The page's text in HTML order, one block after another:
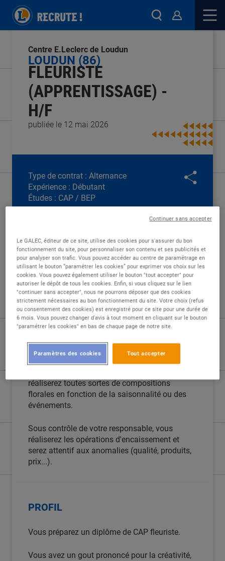
publiée le 12 mai 2026
FLEURISTE
(APPRENTISSAGE) -
H/F
LOUDUN (86)
Centre E.Leclerc de Loudun
Type de contrat : Alternance
Expérience : Débutant
Études : CAP / BEP
DESCRIPTION
Notre équipe de fleuristes se prépare à accueillir
un(e) apprenti(e) dès septembre.
Vous assurez la présentation générale de la
merchandising.
réaliserez toutes sortes de compositions
florales en fonction de la saisonnalité ou des
événements.
Sous contrôle de votre responsable, vous
réaliserez les opérations d'encaissement et
serez attentif aux anomalies (qualité, produits,
prix...).
PROFIL
Vous préparez un diplôme de CAP fleuriste.
Vous avez un gout prononcé pour la créativité,
Le GALEC, éditeur de ce site, utilise des cookies pour s'assurer du bon
fonctionnement du site, pour personnaliser son contenu et ses publicités et
pour analyser son trafic. Vous pouvez accéder au centre de paramétrage en
utilisant le bouton “paramétrer les cookies” pour exprimer vos choix sur les
cookies. Vous pouvez également utiliser le bouton "tout accepter" pour
autoriser le dépôt de tous les cookies. Enfin, si vous cliquez sur le lien
"continuer sans accepter", nous ne pourrons déposer que des cookies
strictement nécessaires au bon fonctionnement du site. Votre choix (refus
ou consentement des cookies) est enregistré pour ce site pour une durée de
6 mois. Vous pouvez changer d'avis à tout moment en cliquant sur le bouton
"paramétrer les cookies" en bas de chaque page de notre site.
Tout accepter
Paramètres des cookies
Continuer sans accepter